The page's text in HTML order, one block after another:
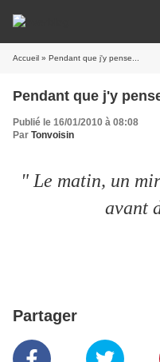
Accueil » Pendant que j'y pense...
Pendant que j'y
Publié le 16/01/2010 à 08:08
Par Tonvoisin
" Le matin, un
avant
Partager